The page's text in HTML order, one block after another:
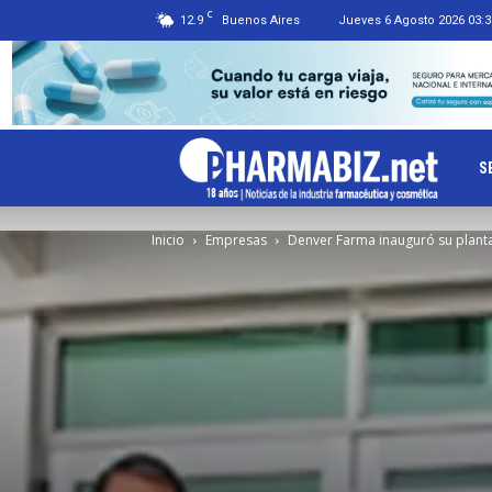
12.9 C Buenos Aires Jueves 6 Agosto 2026
Inicio Empresas Denver Farma inauguró su